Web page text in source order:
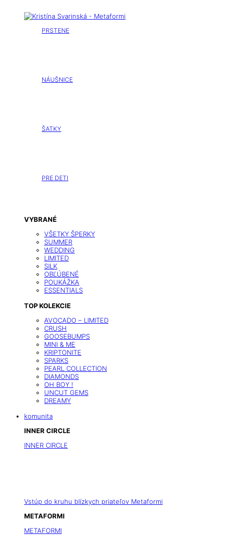
PRSTENE
NÁUŠNICE
ŠATKY
PRE DETI
VYBRANÉ
VŠETKY ŠPERKY
SUMMER
WEDDING
LIMITED
SILK
OBĽÚBENÉ
POUKÁŽKA
ESSENTIALS
TOP KOLEKCIE
AVOCADO – LIMITED
CRUSH
GOOSEBUMPS
MINI & ME
KRIPTONITE
SPARKS
PEARL COLLECTION
DIAMONDS
OH BOY !
UNCUT GEMS
DREAMY
komunita
INNER CIRCLE
INNER CIRCLE
Vstúp do kruhu blízkych priateľov Metaformi
METAFORMI
METAFORMI